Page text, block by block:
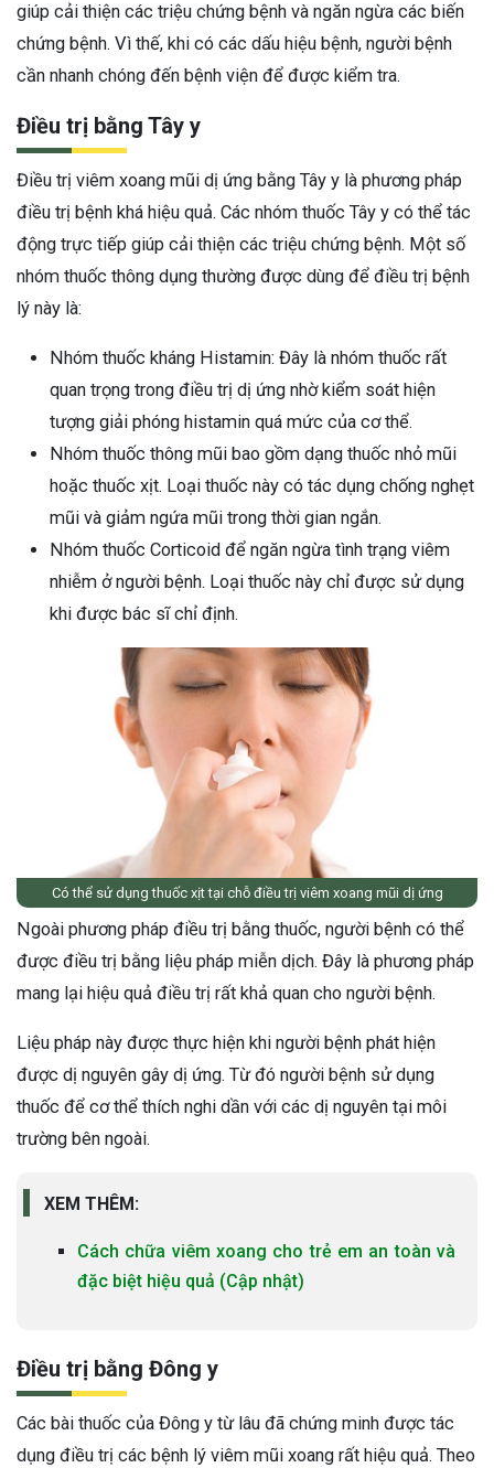
giúp cải thiện các triệu chứng bệnh và ngăn ngừa các biến
chứng bệnh. Vì thế, khi có các dấu hiệu bệnh, người bệnh
cần nhanh chóng đến bệnh viện để được kiểm tra.
Điều trị bằng Tây y
Điều trị viêm xoang mũi dị ứng bằng Tây y là phương pháp
điều trị bệnh khá hiệu quả. Các nhóm thuốc Tây y có thể tác
động trực tiếp giúp cải thiện các triệu chứng bệnh. Một số
nhóm thuốc thông dụng thường được dùng để điều trị bệnh
lý này là:
Nhóm thuốc kháng Histamin: Đây là nhóm thuốc rất
quan trọng trong điều trị dị ứng nhờ kiểm soát hiện
tượng giải phóng histamin quá mức của cơ thể.
Nhóm thuốc thông mũi bao gồm dạng thuốc nhỏ mũi
hoặc thuốc xịt. Loại thuốc này có tác dụng chống nghẹt
mũi và giảm ngứa mũi trong thời gian ngắn.
Nhóm thuốc Corticoid để ngăn ngừa tình trạng viêm
nhiễm ở người bệnh. Loại thuốc này chỉ được sử dụng
khi được bác sĩ chỉ định.
Có thể sử dụng thuốc xịt tại chỗ điều trị viêm xoang mũi dị ứng
Ngoài phương pháp điều trị bằng thuốc, người bệnh có thể
được điều trị bằng liệu pháp miễn dịch. Đây là phương pháp
mang lại hiệu quả điều trị rất khả quan cho người bệnh.
Liệu pháp này được thực hiện khi người bệnh phát hiện
được dị nguyên gây dị ứng. Từ đó người bệnh sử dụng
thuốc để cơ thể thích nghi dần với các dị nguyên tại môi
trường bên ngoài.
XEM THÊM:
Cách chữa viêm xoang cho trẻ em an toàn và
đặc biệt hiệu quả (Cập nhật)
Điều trị bằng Đông y
Các bài thuốc của Đông y từ lâu đã chứng minh được tác
dụng điều trị các bệnh lý viêm mũi xoang rất hiệu quả. Theo